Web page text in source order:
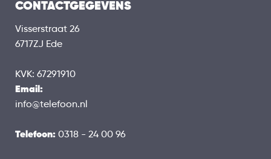
CONTACTGEGEVENS
Visserstraat 26
6717ZJ Ede
KVK: 67291910
Email:
info@telefoon.nl
Telefoon: 0318 - 24 00 96